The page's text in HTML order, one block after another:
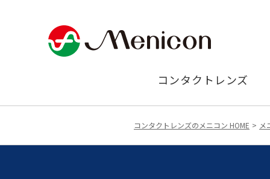
コンタクトレンズ
コンタクトレンズのメニコン HOME メ